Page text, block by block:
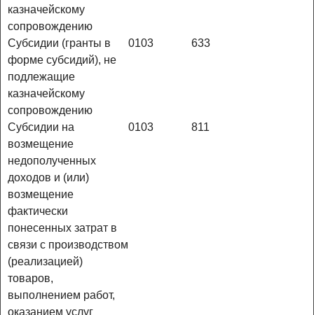
казначейскому
сопровождению
Субсидии (гранты в
форме субсидий), не
подлежащие
казначейскому
сопровождению
0103 633
Субсидии на
возмещение
недополученных
доходов и (или)
возмещение
фактически
понесенных затрат в
связи с производством
(реализацией)
товаров,
выполнением работ,
оказанием услуг
0103 811